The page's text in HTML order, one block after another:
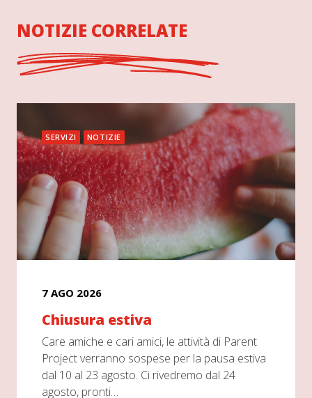
NOTIZIE CORRELATE
RELAZIONI ISTITUZIONALI NOTIZIE
5 AGO 2026
Vi raccontiamo la Conferenza
PPMD 2026
Il 25, 26 e 27 giugno scorsi, una piccola
delegazione di Parent Project – composta dal
fondatore e consigliere Filippo Buccella, Ilaria